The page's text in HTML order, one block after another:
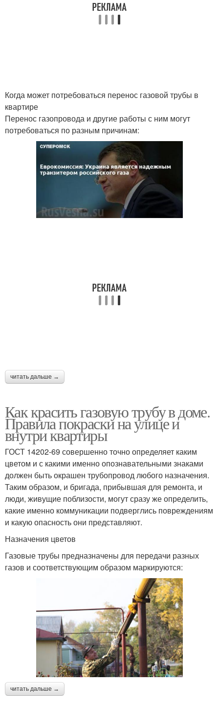
Когда может потребоваться перенос газовой трубы в
квартире
Перенос газопровода и другие работы с ним могут
потребоваться по разным причинам:
читать дальше →
Как красить газовую трубу в доме.
Правила покраски на улице и
внутри квартиры
ГОСТ 14202-69 совершенно точно определяет каким
цветом и с какими именно опознавательными знаками
должен быть окрашен трубопровод любого назначения.
Таким образом, и бригада, прибывшая для ремонта, и
люди, живущие поблизости, могут сразу же определить,
какие именно коммуникации подверглись повреждениям
и какую опасность они представляют.
Назначения цветов
Газовые трубы предназначены для передачи разных
газов и соответствующим образом маркируются:
читать дальше →